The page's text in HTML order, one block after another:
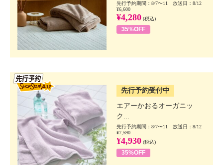
先行予約期間：8/7〜11 放送日：8/12
¥6,600
¥4,280 (税込)
35%OFF
先行予約受付中
エアーかおるオーガニッ
ク...
先行予約期間：8/7〜11 放送日：8/12
¥7,590
¥4,930 (税込)
35%OFF